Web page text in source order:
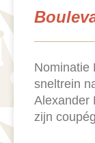
Nominatie
sneltrein
Alexander
zijn